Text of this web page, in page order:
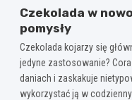
Czekolada w
pomysły
Czekolada kojarzy się
jedyne zastosowanie?
daniach i zaskakuje
wykorzystać ją w